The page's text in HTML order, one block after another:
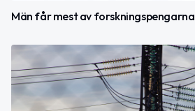
Män får mest av forskningspengarna